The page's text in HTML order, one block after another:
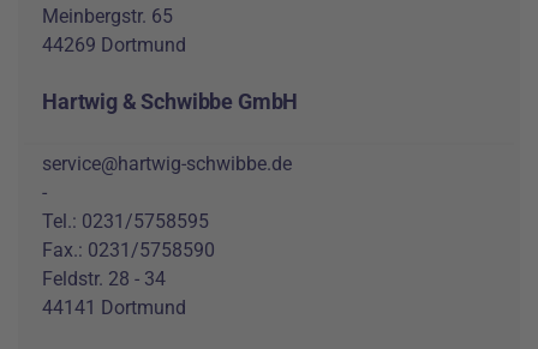
Meinbergstr. 65
44269 Dortmund
Hartwig & Schwibbe GmbH
service@hartwig-schwibbe.de
-
Tel.: 0231/5758595
Fax.: 0231/5758590
Feldstr. 28 - 34
44141 Dortmund